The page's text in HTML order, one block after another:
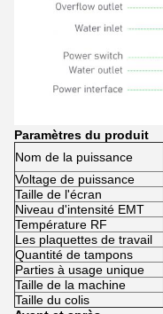
Paramètres du produit
Nom de la puissance
Voltage de puissance
Taille de l'écran
Niveau d'intensité EMT
Température RF
Les plaquettes de travail
Quantité de tampons
Parties à usage unique
Taille de la machine
Taille du colis